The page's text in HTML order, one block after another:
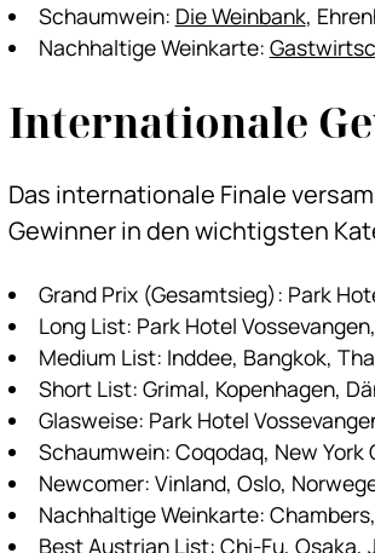
Schaumwein: Die Weinbank,
Nachhaltige Weinkarte:
Internationale
Das internationale Finale
Gewinner in den wichtigsten
Grand Prix (Gesamtsieg): Park
Long List: Park Hotel
Medium List: Inddee, Bangkok,
Short List: Grimal, Kopenhagen,
Glasweise: Park Hotel
Schaumwein: Coqodaq, New York
Newcomer: Vinland, Oslo,
Nachhaltige Weinkarte:
Best Austrian List: Chi-Fu, Osaka,